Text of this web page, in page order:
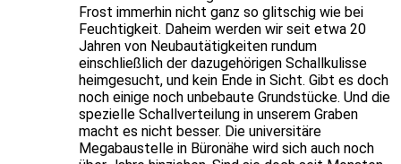
Frost immerhin nicht ganz so glitschig wie bei
Feuchtigkeit. Daheim werden wir seit etwa 20
Jahren von Neubautätigkeiten rundum
einschließlich der dazugehörigen Schallkulisse
heimgesucht, und kein Ende in Sicht. Gibt es doch
noch einige noch unbebaute Grundstücke. Und die
spezielle Schallverteilung in unserem Graben
macht es nicht besser. Die universitäre
Megabaustelle in Büronähe wird sich auch noch